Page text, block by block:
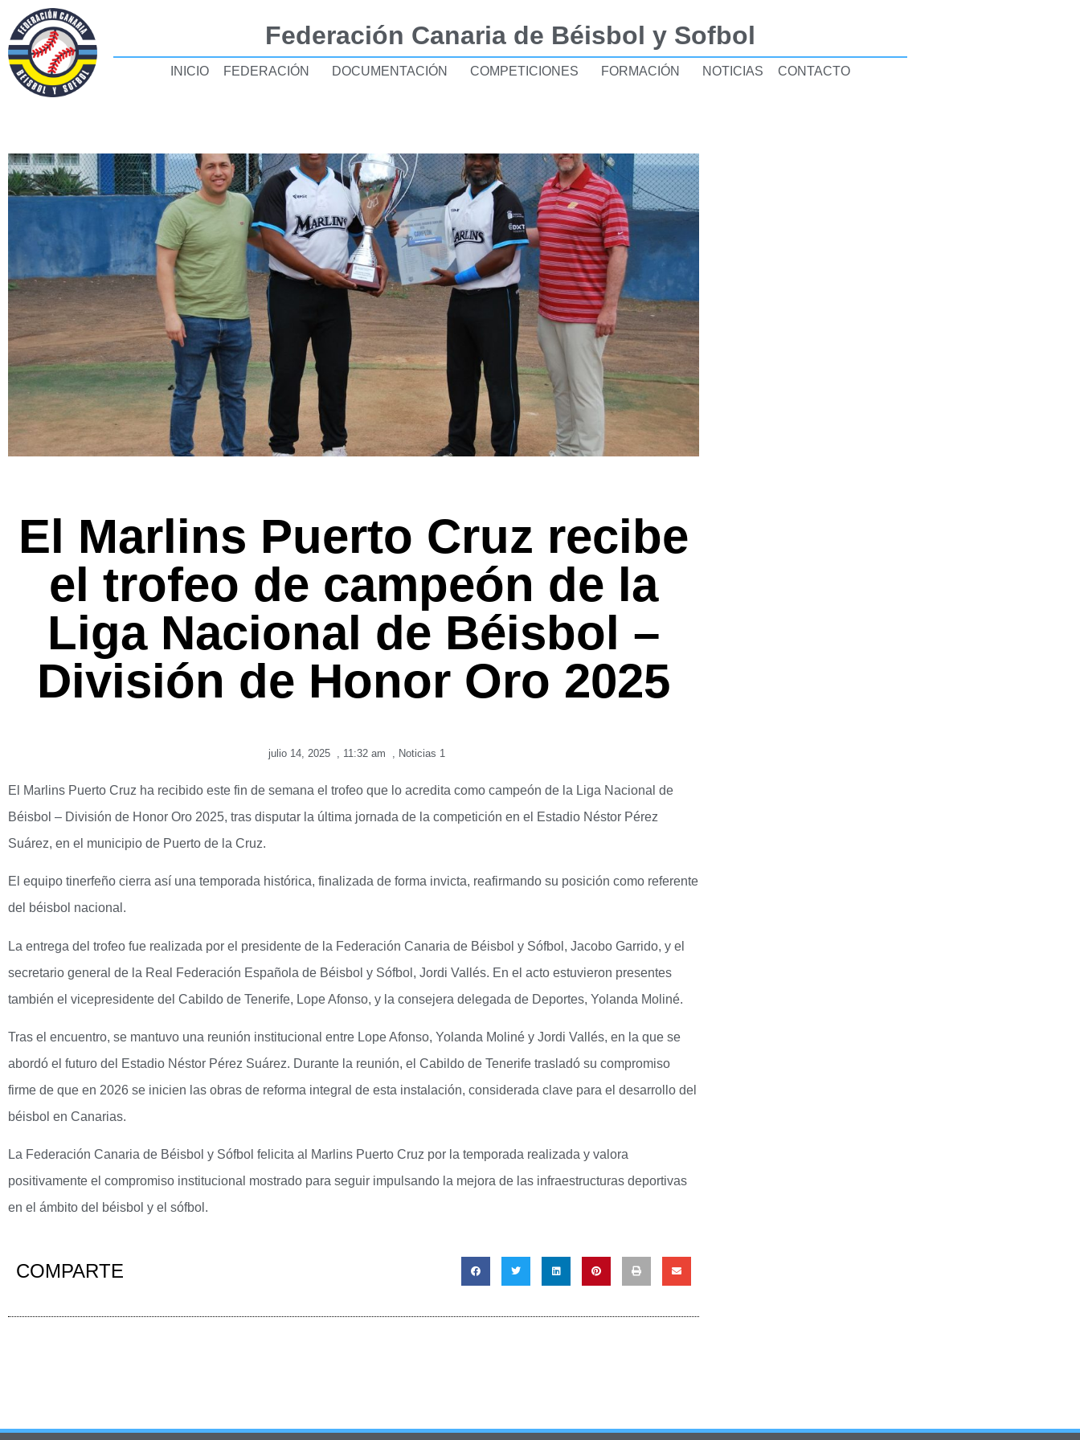
Federación Canaria de Béisbol y Sofbol
INICIO FEDERACIÓN DOCUMENTACIÓN COMPETICIONES FORMACIÓN NOTICIAS CONTACTO
El Marlins Puerto Cruz recibe
el trofeo de campeón de la
Liga Nacional de Béisbol –
División de Honor Oro 2025
julio 14, 2025 11:32 am Noticias 1
El Marlins Puerto Cruz ha recibido este fin de semana el trofeo que lo acredita como campeón de la Liga Nacional de
Béisbol – División de Honor Oro 2025, tras disputar la última jornada de la competición en el Estadio Néstor Pérez
Suárez, en el municipio de Puerto de la Cruz.
El equipo tinerfeño cierra así una temporada histórica, finalizada de forma invicta, reafirmando su posición como referente
del béisbol nacional.
La entrega del trofeo fue realizada por el presidente de la Federación Canaria de Béisbol y Sófbol, Jacobo Garrido, y el
secretario general de la Real Federación Española de Béisbol y Sófbol, Jordi Vallés. En el acto estuvieron presentes
también el vicepresidente del Cabildo de Tenerife, Lope Afonso, y la consejera delegada de Deportes, Yolanda Moliné.
Tras el encuentro, se mantuvo una reunión institucional entre Lope Afonso, Yolanda Moliné y Jordi Vallés, en la que se
abordó el futuro del Estadio Néstor Pérez Suárez. Durante la reunión, el Cabildo de Tenerife trasladó su compromiso
firme de que en 2026 se inicien las obras de reforma integral de esta instalación, considerada clave para el desarrollo del
béisbol en Canarias.
La Federación Canaria de Béisbol y Sófbol felicita al Marlins Puerto Cruz por la temporada realizada y valora
positivamente el compromiso institucional mostrado para seguir impulsando la mejora de las infraestructuras deportivas
en el ámbito del béisbol y el sófbol.
COMPARTE